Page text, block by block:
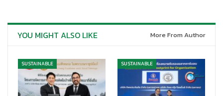
จากปัญหาด้านสิ่งแวดล้อมในปัจจุบัน คาโอจึงดำเนินการภายใต้
กลยุทธ์ด้านความยั่งยืน (ESG) หรือ “Kirei Lifestyle” (คิเรอิ ไลฟ์
พฤติกรรม และการดำเนินชีวิตแบบยั่งยืน เพื่อส่งเสริมความยั่งยืน
ของโลกซึ่งเป็นจุดยืนที่คาโอมุ่งมั่นสร้างสรรค์ผลกระทบเชิงบวกต่อ
สังคมในระยะยาว โดยคาโอได้นำเสนอผลิตภัณฑ์ที่ออกแบบบรรจุ
YOU MIGHT ALSO LIKE More From Author
SUSTAINABLE SUSTAINABLE